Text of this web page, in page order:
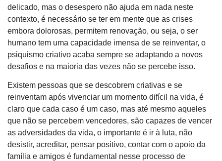
delicado, mas o desespero não ajuda em nada neste
contexto, é necessário se ter em mente que as crises
embora dolorosas, permitem renovação, ou seja, o ser
humano tem uma capacidade imensa de se reinventar, o
psiquismo criativo acaba sempre se adaptando a novos
desafios e na maioria das vezes não se percebe isso.
Existem pessoas que se descobrem criativas e se
reinventam após vivenciar um momento difícil na vida, é
claro que cada caso é um caso, mas até mesmo aqueles
que não se percebem vencedores, são capazes de vencer
as adversidades da vida, o importante é ir à luta, não
desistir, acreditar, pensar positivo, contar com o apoio da
família e amigos é fundamental nesse processo de